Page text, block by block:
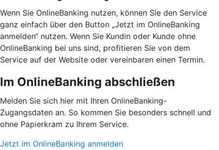
Wenn Sie OnlineBanking nutzen, können Sie den Service
ganz einfach über den Button „Jetzt im OnlineBanking
anmelden“ nutzen. Wenn Sie Kundin oder Kunde ohne
OnlineBanking bei uns sind, profitieren Sie von dem
Service auf der Website oder vereinbaren einen Termin.
Im OnlineBanking abschließen
Melden Sie sich hier mit Ihren OnlineBanking-
Zugangsdaten an. So kommen Sie besonders schnell und
ohne Papierkram zu Ihrem Service.
Jetzt im OnlineBanking anmelden